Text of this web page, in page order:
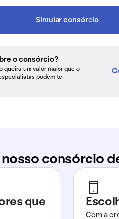
Simular consórcio
o consórcio?
queira um valor maior que o
podem te
consórcio
que
Com a